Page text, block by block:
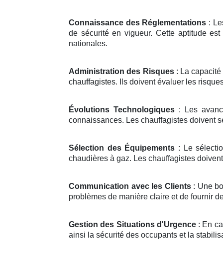
Connaissance des Réglementations :
de sécurité en vigueur. Cette aptitude
nationales.
Administration des Risques: La capacité
chauffagistes. Ils doivent évaluer les
Évolutions Technologiques : Les
connaissances. Les chauffagistes doivent
Sélection des Équipements : Le
chaudières à gaz. Les chauffagistes
Communication avec les Clients: Une
problèmes de manière claire et de fournir
Gestion des Situations d'Urgence: En
ainsi la sécurité des occupants et la